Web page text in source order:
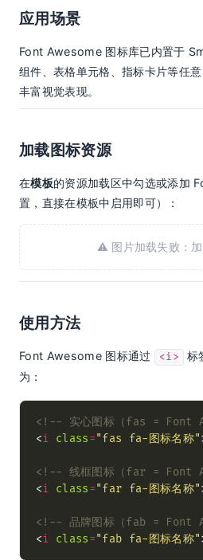
应用场景
Font Awesome 图标库已内置于
组件、表格单元格、指标卡片等任
丰富视觉表现。
加载图标资源
在模板的资源加载区中勾选或添加
置，直接在模板中启用即可）：
⚠️ 图片加载失败：
使用方法
Font Awesome 图标通过 <i>
标
为：
<!-- 实心图标（fas = Font
<i class="fas fa-图标名称"
<!-- 线框图标（far = Font
<i class="far fa-图标名称"
<!-- 品牌图标（fab = Font
<i class="fab fa-图标名称"